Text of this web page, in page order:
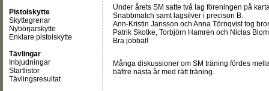
Pistolskytte
Skyttegrenar
Nybörjarskytte
Enklare pistolskytte
Tävlingar
Inbjudningar
Startlistor
Tävlingsresultat
Under årets SM satte två lag föreningen på
Snabbmatch samt lagsilver i precison B.
Ann-Kristin Jansson och Anna Törnqvist tog
Patrik Skotke, Torbjörn Hamrén och Niclas
Bra jobbat!
Många diskussioner om SM träning fördes
bättre nästa år med rätt träning.